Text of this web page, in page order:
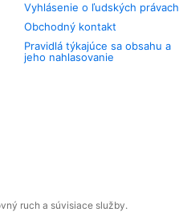
Vyhlásenie o ľudských právach
Obchodný kontakt
Pravidlá týkajúce sa obsahu a
jeho nahlasovanie
ruch a súvisiace služby.